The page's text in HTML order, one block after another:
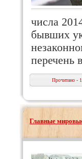
числа
бывших
перечень
Прочитано -
Главные